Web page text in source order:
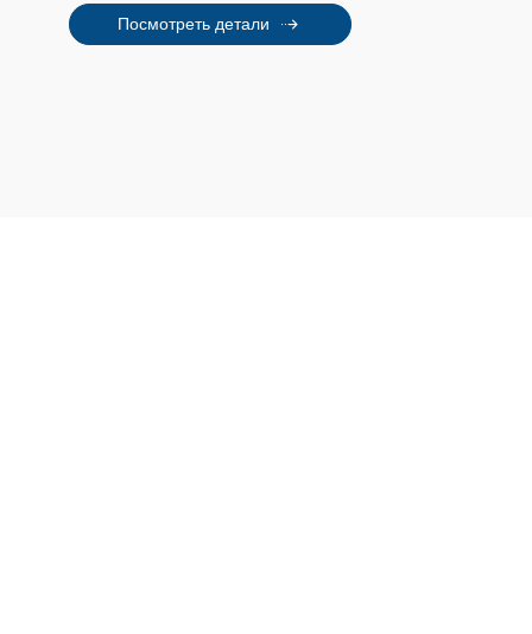
тщательно разработанных для удовлетворения
разнообразных потребностей промышленного
Посмотреть детали